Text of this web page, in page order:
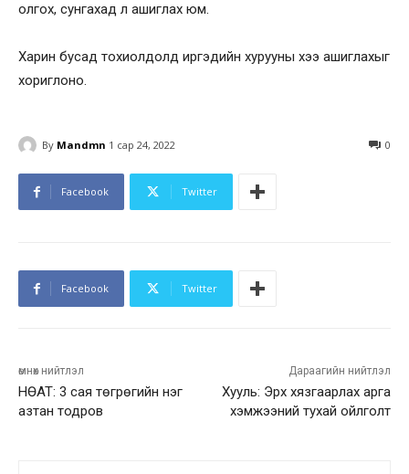
олгох, сунгахад л ашиглах юм.
Харин бусад тохиолдолд иргэдийн хурууны хээ ашиглахыг
хориглоно.
By Mandmn 1 сар 24, 2022 0
Facebook Twitter
Facebook Twitter
өмнөх нийтлэл
НӨАТ: 3 сая төгрөгийн нэг
азтан тодров
Дараагийн нийтлэл
Хууль: Эрх хязгаарлах арга
хэмжээний тухай ойлголт